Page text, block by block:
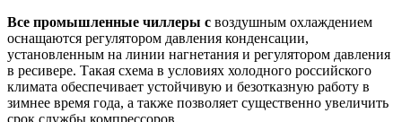
Все промышленные чиллеры с воздушным охлаждением
оснащаются регулятором давления конденсации,
установленным на линии нагнетания и регулятором давления
в ресивере. Такая схема в условиях холодного российского
климата обеспечивает устойчивую и безотказную работу в
зимнее время года, а также позволяет существенно увеличить
срок службы компрессоров.